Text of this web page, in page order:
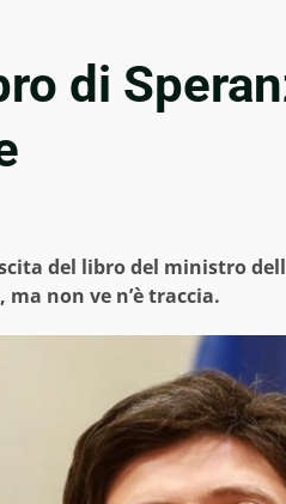
di
del libro del ministro
non ve n’è traccia.